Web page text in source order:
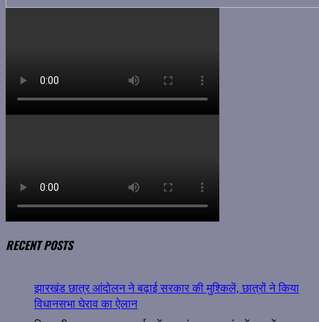
RECENT POSTS
झारखंड छात्र आंदोलन ने बढ़ाई सरकार की मुश्किलें, छात्रों ने किया
विधानसभा घेराव का ऐलान